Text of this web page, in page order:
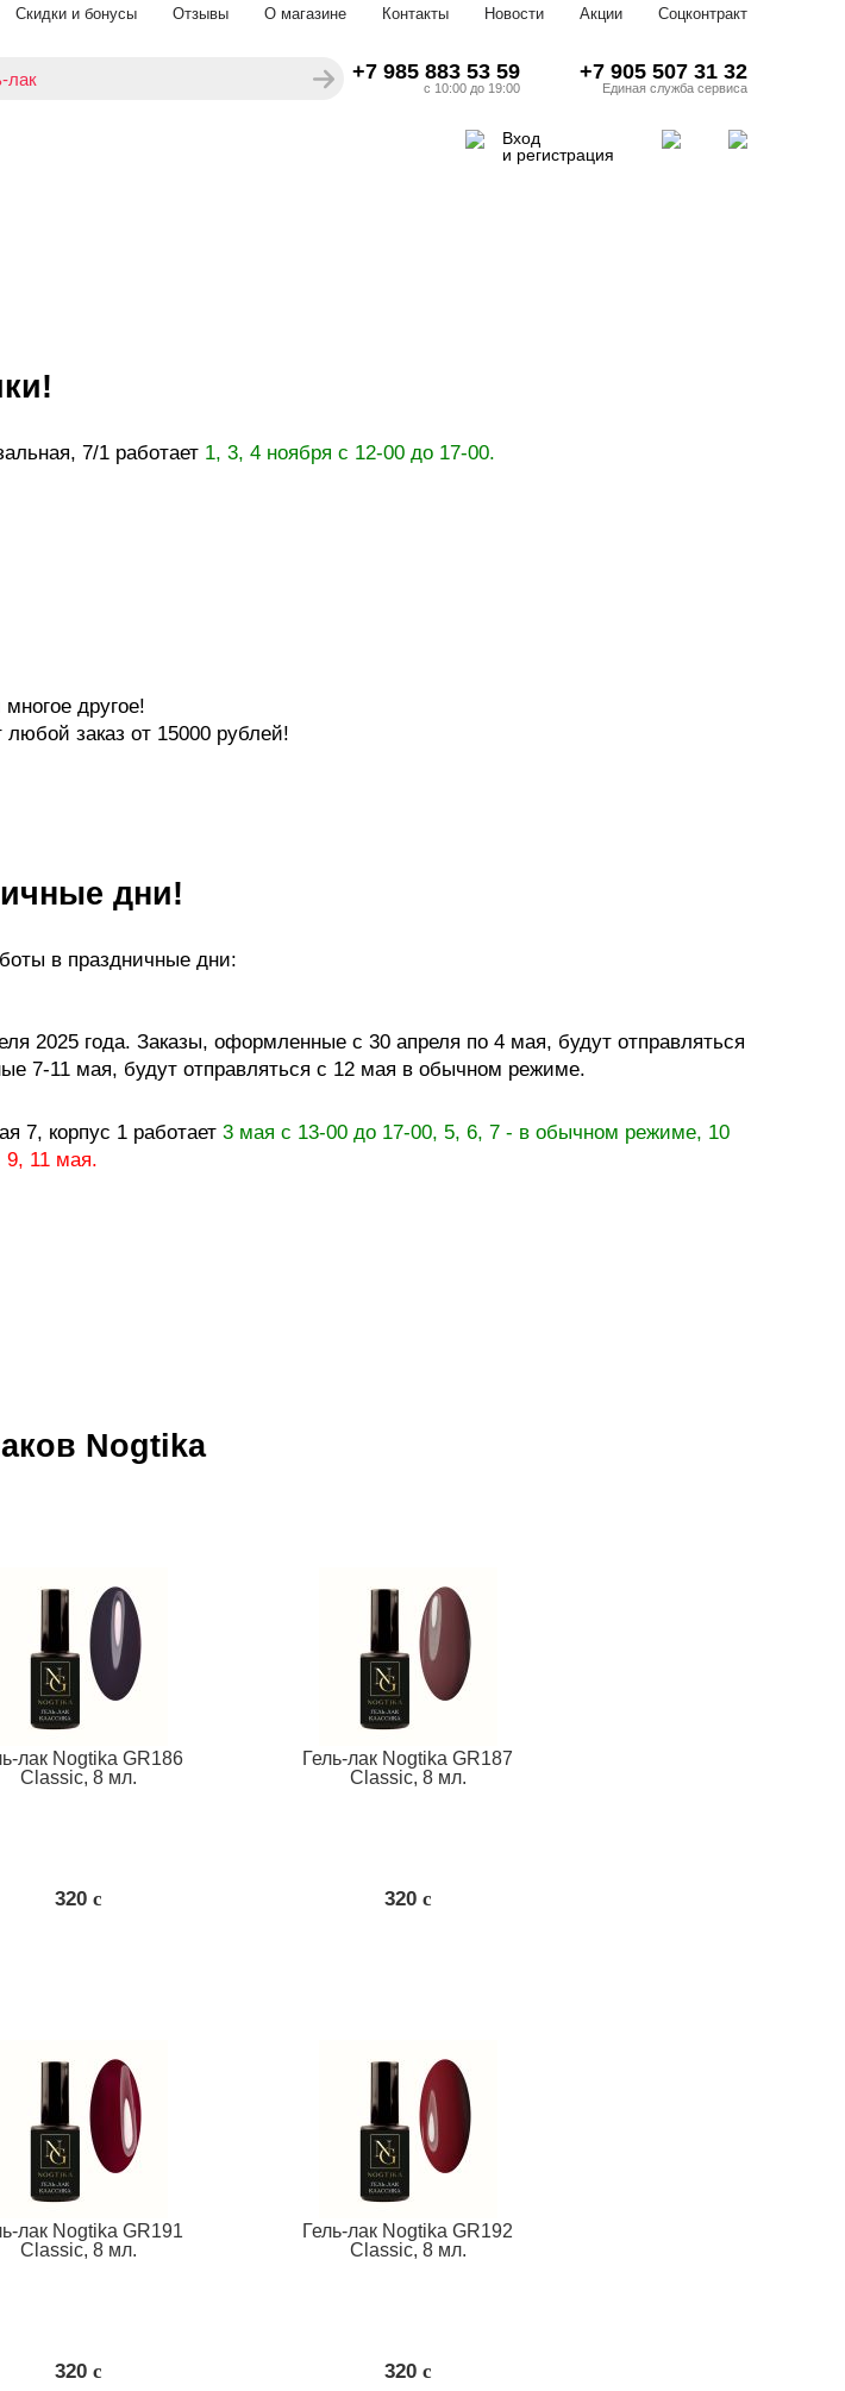
Скидки и бонусы Отзывы О магазине Контакты Новости Акции Соцконтракт
лак +7 985 883 53 59
с 10:00 до 19:00
+7 905 507 31 32
Единая служба сервиса
Вход
и регистрация
7/1 работает 1, 3, 4 ноября с 12-00 до 17-00.
другое!
заказ от 15000 рублей!
дни!
в праздничные дни:
2025 года. Заказы, оформленные с 30 апреля по 4 мая, будут отправляться
7-11 мая, будут отправляться с 12 мая в обычном режиме.
7, корпус 1 работает 3 мая с 13-00 до 17-00, 5, 6, 7 - в обычном режиме, 10
9, 11 мая.
Nogtika
лак Nogtika GR186
Classic, 8 мл.
320 c
Гель-лак Nogtika GR187
Classic, 8 мл.
320 c
лак Nogtika GR191
Classic, 8 мл.
320 c
Гель-лак Nogtika GR192
Classic, 8 мл.
320 c